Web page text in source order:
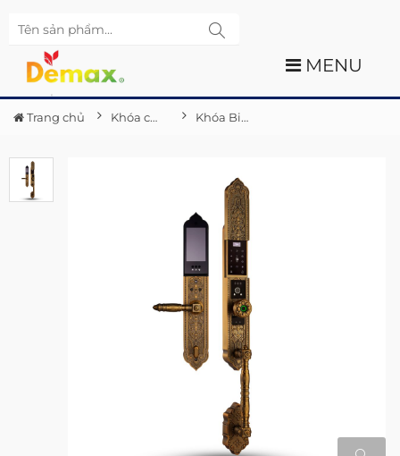
MENU
Trang chủ Khóa cửa điện tử Demax Khóa Biệt Thự Đại Sảnh Demax SL938 GB- APP WIFI